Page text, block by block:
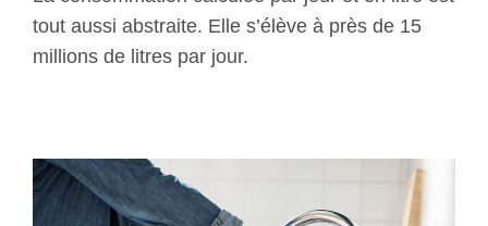
tout aussi abstraite. Elle s’élève à près de 15
millions de litres par jour.